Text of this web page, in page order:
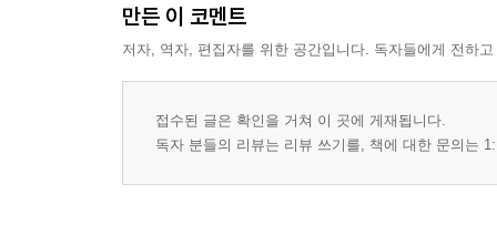
만든 이 코멘트
저자, 역자, 편집자를 위한 공간입니다. 독자들에게 전하
접수된 글은 확인을 거쳐 이 곳에 게재됩니다.
독자 분들의 리뷰는 리뷰 쓰기를, 책에 대한 문의는